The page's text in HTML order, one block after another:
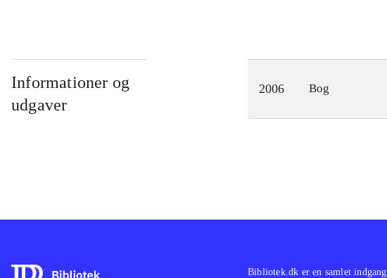
Informationer og
udgaver
2006 Bog
Bibliotek.dk er en samlet